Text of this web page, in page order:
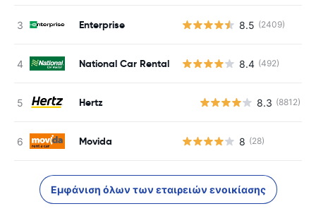
Enterprise 8.5 (2409)
National Car Rental 8.4 (492)
Hertz 8.3 (8812)
Movida 8 (28)
Εμφάνιση όλων των εταιρειών ενοικίασης